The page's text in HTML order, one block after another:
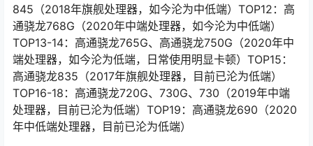
845（2018年旗舰处理器，如今沦为中低端）TOP12：高
通骁龙768G（2020年中端处理器，如今沦为中低端）
TOP13-14：高通骁龙765G、高通骁龙750G（2020年中
端处理器，如今沦为低端，日常使用明显卡顿）TOP15：
高通骁龙835（2017年旗舰处理器，目前已沦为低端）
TOP16-18：高通骁龙720G、730G、730（2019年中端
处理器，目前已沦为低端）TOP19：高通骁龙690（2020
年中低端处理器，目前已沦为低端）